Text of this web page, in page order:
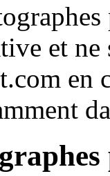
et ne
en